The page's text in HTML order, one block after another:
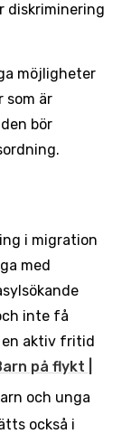
diskriminering
möjligheter
som är
bör
i migration
med
inte få
en aktiv fritid
på flykt |
och unga
också i